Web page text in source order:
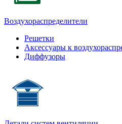
Воздухораспределители
Решетки
Аксессуары к
Диффузоры